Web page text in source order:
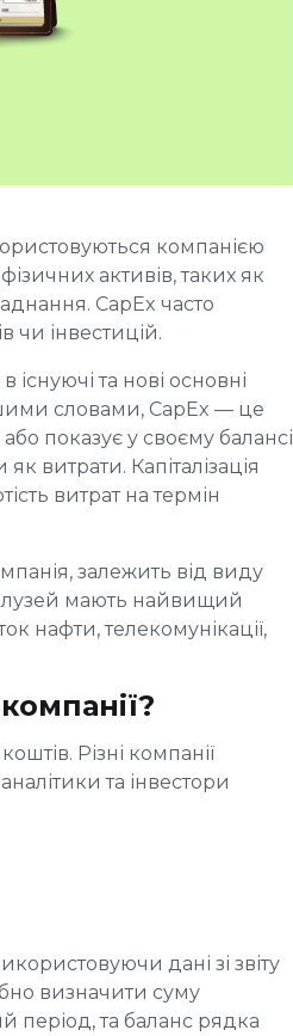
компанією
активів, таких як
CapEx часто
чи інвестицій.
існуючі та нові основні
словами, CapEx — це
показує у своєму балансі
витрати. Капіталізація
витрат на термін
залежить від виду
мають найвищий
нафти, телекомунікації,
Різні компанії
та інвестори
дані зі звіту
визначити суму
період, та баланс рядка